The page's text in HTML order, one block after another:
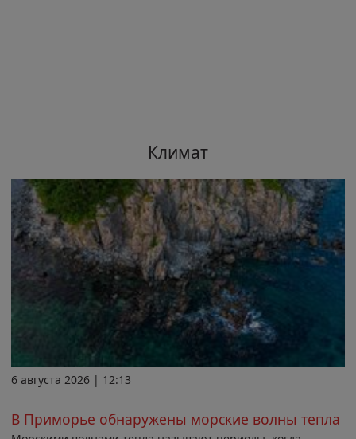
Климат
6 августа 2026 | 12:13
В Приморье обнаружены морские волны тепла